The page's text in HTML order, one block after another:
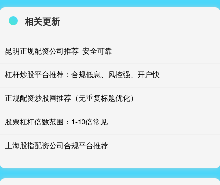
相关更新
昆明正规配资公司推荐_安全可靠
杠杆炒股平台推荐：合规低息、风控强、开户快
正规配资炒股网推荐（无重复标题优化）
股票杠杆倍数范围：1-10倍常见
上海股指配资公司合规平台推荐